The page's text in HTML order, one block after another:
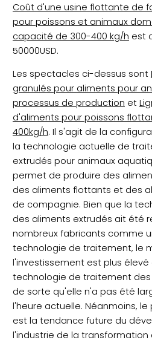
Coût d'une usine flottante de
pour poissons et animaux
capacité de 300-400 kg/h est
50000USD.
Les spectacles ci-dessus sont
granulés pour aliments pour
processus de production et
d'aliments pour poissons
400kg/h. Il s'agit de la
la technologie actuelle de
extrudés pour animaux
permet de produire des
des aliments flottants et des
de compagnie. Bien que la
des aliments extrudés ait été
nombreux fabricants comme
technologie de traitement, le
l'investissement est plus élevé
technologie de traitement des
de sorte qu'elle n'a pas été
l'heure actuelle. Néanmoins,
est la tendance future du
l'industrie de la